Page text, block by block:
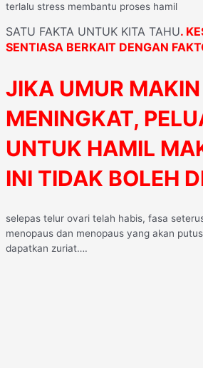
terlalu stress membantu proses hamil
SATU FAKTA UNTUK KITA TAHU.
SENTIASA BERKAIT DENGAN
JIKA UMUR MAKIN
MENINGKAT,
UNTUK HAMIL
INI TIDAK BOLEH
selepas telur ovari telah habis, fasa
menopaus dan menopaus yang akan
dapatkan zuriat….